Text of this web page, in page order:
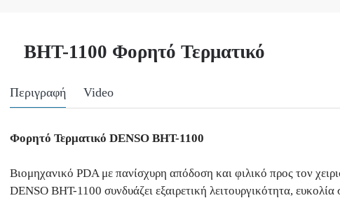
BHT-1100 Φορητό Τερματικό
Περιγραφή Video
Φορητό Τερματικό DENSO BHT-1100
Βιομηχανικό PDA με πανίσχυρη απόδοση και φιλικό προς τον
DENSO BHT-1100 συνδυάζει εξαιρετική λειτουργικότητα, ευκολία